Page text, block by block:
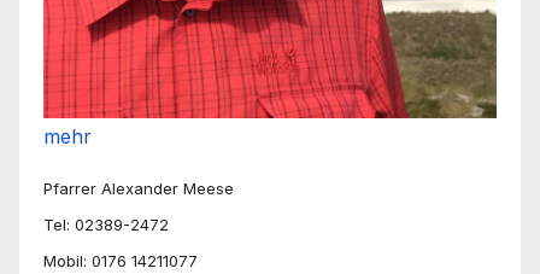
mehr
Pfarrer Alexander Meese
Tel: 02389-2472
Mobil: 0176 14211077